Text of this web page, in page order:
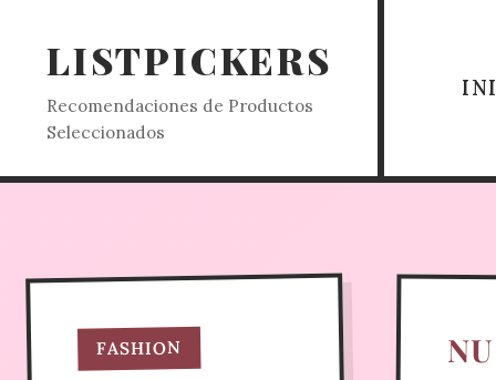
LISTPICKERS
Recomendaciones de Productos
Seleccionados
FASHION